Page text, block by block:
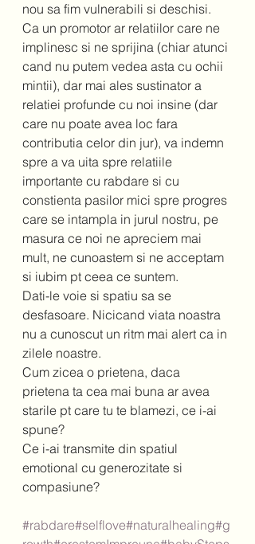
nou sa fim vulnerabili si deschisi.
Ca un promotor ar relatiilor care ne
implinesc si ne sprijina (chiar atunci
cand nu putem vedea asta cu ochii
mintii), dar mai ales sustinator a
relatiei profunde cu noi insine (dar
care nu poate avea loc fara
contributia celor din jur), va indemn
spre a va uita spre relatiile
importante cu rabdare si cu
constienta pasilor mici spre progres
care se intampla in jurul nostru, pe
masura ce noi ne apreciem mai
mult, ne cunoastem si ne acceptam
si iubim pt ceea ce suntem.
Dati-le voie si spatiu sa se
desfasoare. Nicicand viata noastra
nu a cunoscut un ritm mai alert ca in
zilele noastre.
Cum zicea o prietena, daca
prietena ta cea mai buna ar avea
starile pt care tu te blamezi, ce i-ai
spune?
Ce i-ai transmite din spatiul
emotional cu generozitate si
compasiune?
#rabdare#selflove#naturalhealing#g